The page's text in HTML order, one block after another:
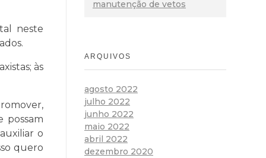
neste
às
possam
o
quero
manutenção de vetos
ARQUIVOS
agosto 2022
julho 2022
junho 2022
maio 2022
abril 2022
dezembro 2020